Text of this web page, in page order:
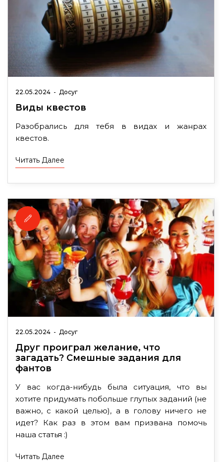
22.05.2024 - Досуг
Виды квестов
Разобрались для тебя в видах и жанрах
квестов.
Читать Далее
22.05.2024 - Досуг
Друг проиграл желание, что
загадать? Смешные задания для
фантов
У вас когда-нибудь была ситуация, что вы
хотите придумать побольше глупых заданий (не
важно, с какой целью), а в голову ничего не
идет? Как раз в этом вам призвана помочь
наша статья :)
Читать Далее